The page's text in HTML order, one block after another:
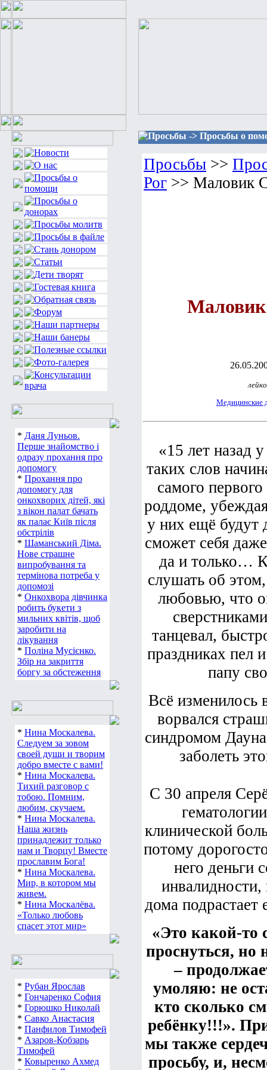
* Даня Луньов.
Перше знайомство і
одразу прохання про
допомогу
* Прохання про
допомогу для
онкохворих дітей, які
з вікон палат бачать
як палає Київ після
обстрілів
* Шаманський Діма.
Нове страшне
випробування та
термінова потреба у
допомозі
* Онкохвора дівчинка
робить букети з
мильних квітів, щоб
заробити на
лікування
* Поліна Мусієнко.
Збір на закриття
боргу за обстеження
* Нина Москалева.
Следуем за зовом
своей души и творим
добро вместе с вами!
* Нина Москалева.
Тихий разговор с
тобою. Помним,
любим, скучаем.
* Нина Москалева.
Наша жизнь
принадлежит только
нам и Творцу! Вместе
прославим Бога!
* Нина Москалева.
Мир, в котором мы
живем.
* Нина Москалёва.
«Только любовь
спасет этот мир»
* Рубан Ярослав
* Гончаренко София
* Горюшко Николай
* Савко Анастасия
* Панфилов Тимофей
* Азаров-Кобзарь
Тимофей
* Ковыренко Ахмед
Просьбы -> Просьбы о
Просьбы >>
Рог >> Маловик
Медицинские
«15 лет назад
таких слов
самого
роддоме,
у них ещё будут
сможет себя
да и только… К
слушать об
любовью, что
танцевал,
праздниках пел
папу
Всё изменилось
ворвался
синдромом
заболеть
С 30 апреля
клинической
потому
него деньги
дома
«Это какой-то
проснуться, но
–
умоляю: не
кто сколько
ребёнку!!!».
мы также
просьбу, и,